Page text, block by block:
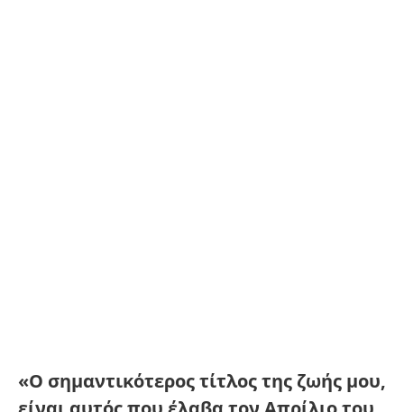
«Ο σημαντικότερος τίτλος της ζωής μου,